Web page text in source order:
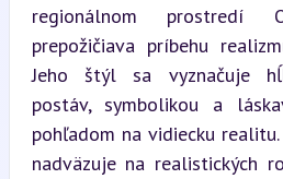
regionálnom prostredí
prepožičiava príbehu
Jeho štýl sa vyznačuje
postáv, symbolikou a
pohľadom na vidiecku
nadväzuje na realistických